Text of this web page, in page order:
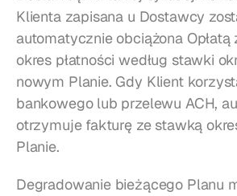
Klienta zapisana u Dostawcy
automatycznie obciążona Opłatą
okres płatności według stawki
nowym Planie. Gdy Klient
bankowego lub przelewu ACH,
otrzymuje fakturę ze stawką
Planie.
Degradowanie bieżącego Planu